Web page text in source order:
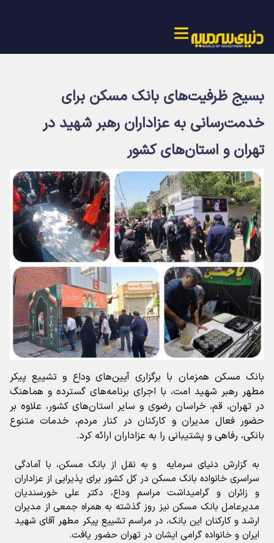
بسیج ظرفیت‌های بانک مسکن برای
خدمت‌رسانی به عزاداران رهبر شهید در
تهران و استان‌های کشور
بانک مسکن همزمان با برگزاری آیین‌های وداع و تشییع پیکر
مطهر رهبر شهید امت، با اجرای برنامه‌های گسترده و هماهنگ
در تهران، قم، خراسان رضوی و سایر استان‌های کشور، علاوه بر
حضور فعال مدیران و کارکنان در کنار مردم، خدمات متنوع
بانکی، رفاهی و پشتیبانی را به عزاداران ارائه کرد.
به گزارش دنیای سرمایه و به نقل از بانک مسکن، با آمادگی
سراسری خانواده بانک مسکن در کل کشور برای پذیرایی از عزاداران
و زائران و گرامیداشت مراسم وداع، دکتر علی خورسندیان
مدیرعامل بانک مسکن نیز روز گذشته به همراه جمعی از مدیران
ارشد و کارکنان این بانک، در مراسم تشییع پیکر مطهر آقای شهید
ایران و خانواده گرامی ایشان در تهران حضور یافت.